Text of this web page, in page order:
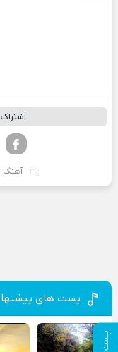
آهنگ
پست های